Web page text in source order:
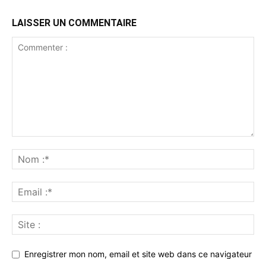
LAISSER UN COMMENTAIRE
Enregistrer mon nom, email et site web dans ce navigateur